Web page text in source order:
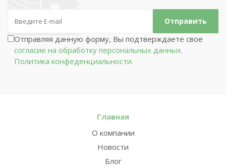
Отправляя данную форму, Вы подтверждаете свое
согласие на обработку персональных данных.
Политика конфеденциальности.
Главная
О компании
Новости
Блог